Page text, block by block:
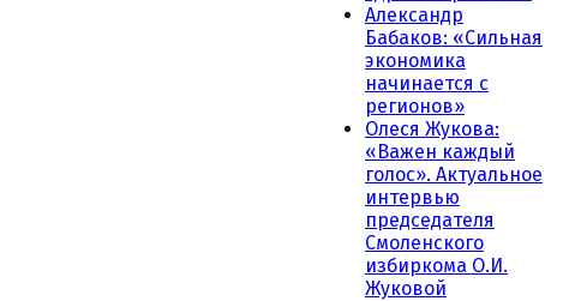
Александр
Бабаков: «Сильная
экономика
начинается с
регионов»
Олеся Жукова:
«Важен каждый
голос». Актуальное
интервью
председателя
Смоленского
избиркома О.И.
Жуковой